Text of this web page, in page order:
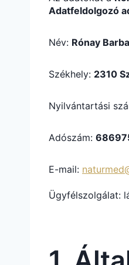
Adatfeldolgozó
Név: Rónay
Székhely: 2310
Nyilvántartási
Adószám:
E-mail:
Ügyfélszolgálat: